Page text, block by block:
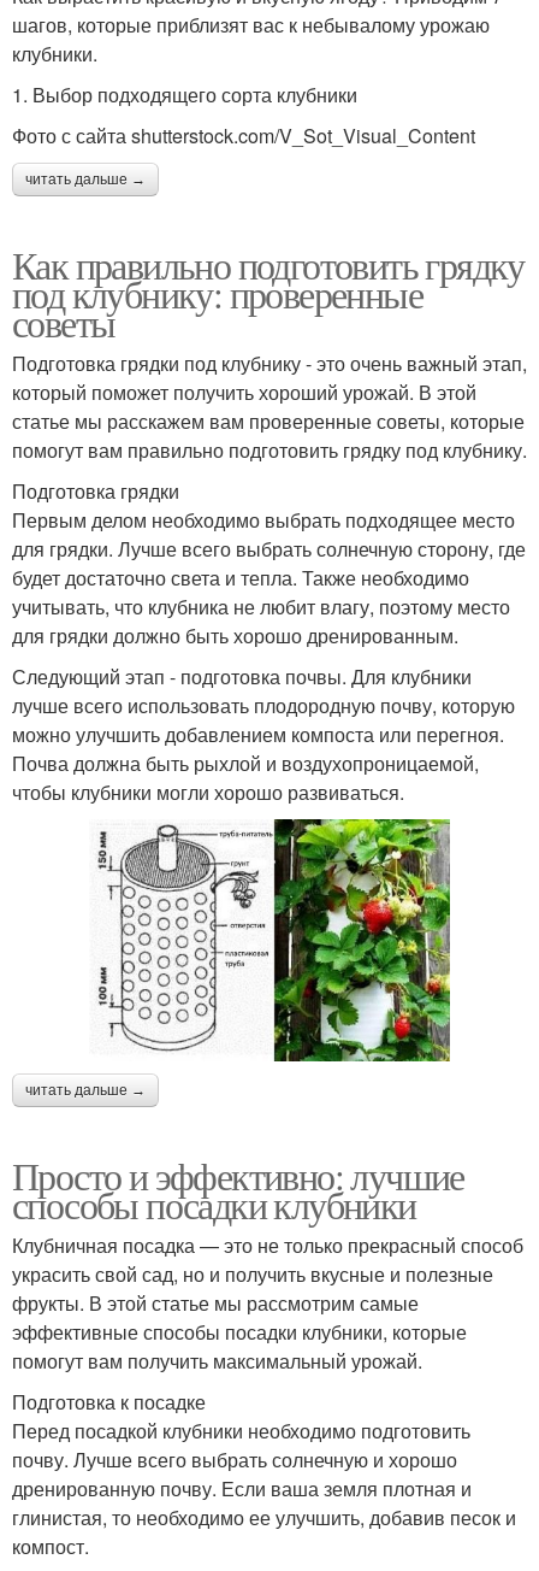
шагов, которые приблизят вас к небывалому урожаю
клубники.
1. Выбор подходящего сорта клубники
Фото с сайта shutterstock.com/V_Sot_Visual_Content
читать дальше →
Как правильно подготовить грядку
под клубнику: проверенные
советы
Подготовка грядки под клубнику - это очень важный этап,
который поможет получить хороший урожай. В этой
статье мы расскажем вам проверенные советы, которые
помогут вам правильно подготовить грядку под клубнику.
Подготовка грядки
Первым делом необходимо выбрать подходящее место
для грядки. Лучше всего выбрать солнечную сторону, где
будет достаточно света и тепла. Также необходимо
учитывать, что клубника не любит влагу, поэтому место
для грядки должно быть хорошо дренированным.
Следующий этап - подготовка почвы. Для клубники
лучше всего использовать плодородную почву, которую
можно улучшить добавлением компоста или перегноя.
Почва должна быть рыхлой и воздухопроницаемой,
чтобы клубники могли хорошо развиваться.
читать дальше →
Просто и эффективно: лучшие
способы посадки клубники
Клубничная посадка — это не только прекрасный способ
украсить свой сад, но и получить вкусные и полезные
фрукты. В этой статье мы рассмотрим самые
эффективные способы посадки клубники, которые
помогут вам получить максимальный урожай.
Подготовка к посадке
Перед посадкой клубники необходимо подготовить
почву. Лучше всего выбрать солнечную и хорошо
дренированную почву. Если ваша земля плотная и
глинистая, то необходимо ее улучшить, добавив песок и
компост.